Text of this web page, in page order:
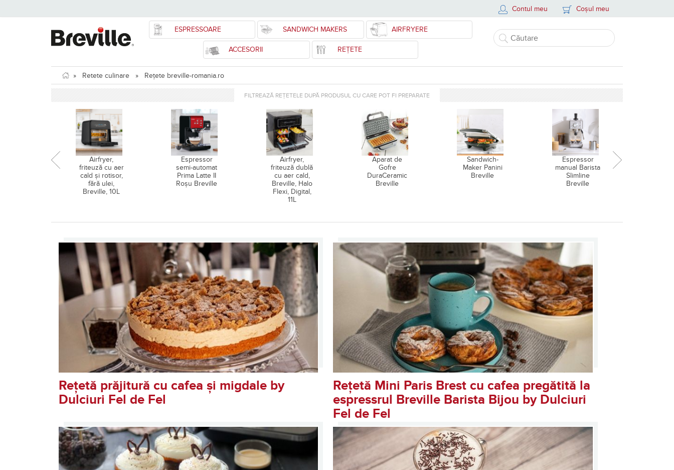
Contul meu Coșul meu
ESPRESSOARE SANDWICH MAKERS AIRFRYERE
ACCESORII REȚETE
» Retete culinare » Rețete breville-romania.ro
FILTREAZĂ REȚETELE DUPĂ PRODUSUL CU CARE POT FI PREPARATE
Airfryer,
friteuză cu aer
cald și rotisor,
fără ulei,
Breville, 10L
Espressor
semi-automat
Prima Latte II
Roșu Breville
Airfryer,
friteuză dublă
cu aer cald,
Breville, Halo
Flexi, Digital,
11L
Aparat de
Gofre
DuraCeramic
Breville
Sandwich-
Maker Panini
Breville
Espressor
manual Barista
Slimline
Breville
Retete pentru Espressor Manual Bijou Barista Breville
Rețetă prăjitură cu cafea și migdale by
Dulciuri Fel de Fel
Rețetă Mini Paris Brest cu cafea pregătită la
espressrul Breville Barista Bijou by Dulciuri
Fel de Fel